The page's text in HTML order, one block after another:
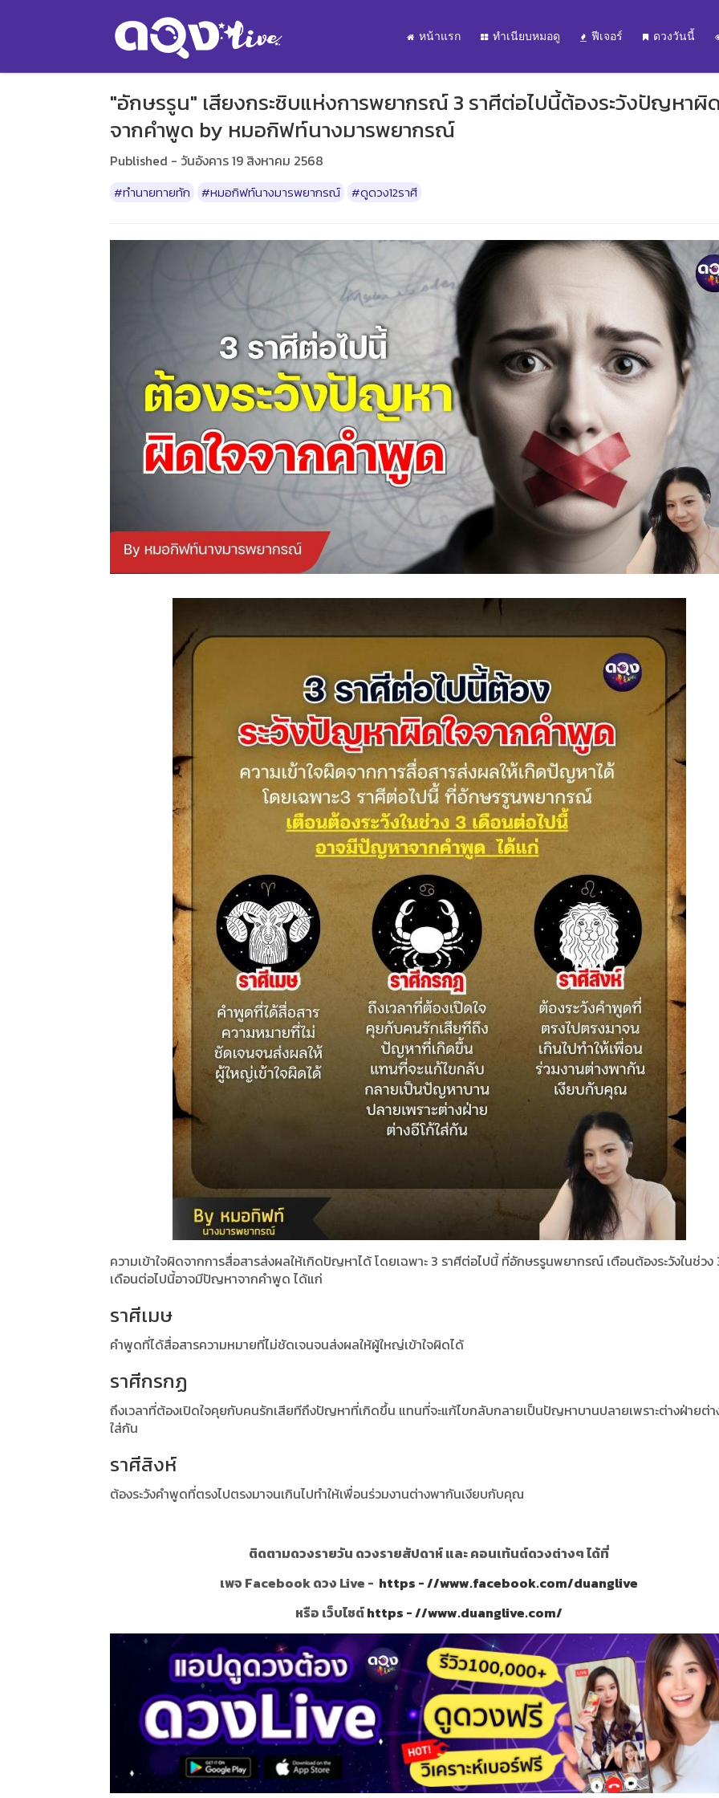
หน้าแรก ทำเนียบหมอดู ฟีเจอร์ ดวงวันนี้
"อักษรรูน" เสียงกระซิบแห่งการพยากรณ์ 3 ราศีต่อไปนี้ต้องระวังปัญหาผิ
จากคำพูด by หมอกิฟท์นางมารพยากรณ์
Published - วันอังคาร 19 สิงหาคม 2568
#ทำนายทายทัก #หมอกิฟท์นางมารพยากรณ์ #ดูดวง12ราศี
ความเข้าใจผิดจากการสื่อสารส่งผลให้เกิดปัญหาได้ โดยเฉพาะ 3 ราศีต่อไปนี้ ที่อักษรรูนพยากรณ์ เตือนต้องระวังในช่วง
เดือนต่อไปนี้อาจมีปัญหาจากคำพูด ได้แก่
ราศีเมษ
คำพูดที่ได้สื่อสารความหมายที่ไม่ชัดเจนจนส่งผลให้ผู้ใหญ่เข้าใจผิดได้
ราศีกรกฏ
ถึงเวลาที่ต้องเปิดใจคุยกับคนรักเสียทีถึงปัญหาที่เกิดขึ้น แทนที่จะแก้ไขกลับกลายเป็นปัญหาบานปลายเพราะต่างฝ่ายต่า
ใส่กัน
ราศีสิงห์
ต้องระวังคำพูดที่ตรงไปตรงมาจนเกินไปทำให้เพื่อนร่วมงานต่างพากันเงียบกับคุณ
ติดตามดวงรายวัน ดวงรายสัปดาห์ และ คอนเท้นต์ดวงต่างๆ ได้ที่
เพจ Facebook ดวง Live - https - //www.facebook.com/duanglive
หรือ เว็บไซต์https - //www.duanglive.com/